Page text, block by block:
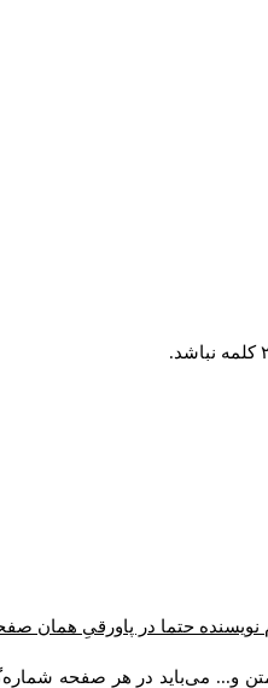
نویسنده حتما در پاورقیِ همان
و... می‌باید در هر صفحه